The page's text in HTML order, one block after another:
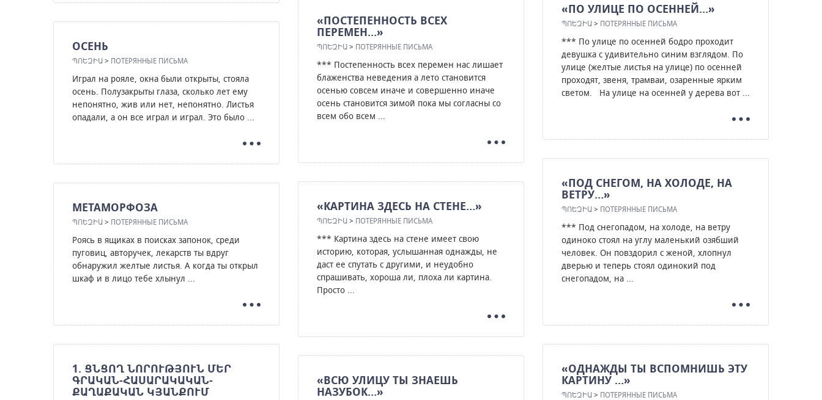
«ПО УЛИЦЕ ПО ОСЕННЕЙ…»
ՊՈԵԶԻԱ> ПОТЕРЯННЫЕ ПИСЬМА
*** По улице по осенней бодро проходит
девушка с удивительно синим взглядом. По
улице (желтые листья на улице) по осенней
проходят, звеня, трамваи, озаренные ярким
светом. На улице на осенней у дерева вот ...
«ПОСТЕПЕННОСТЬ ВСЕХ
ПЕРЕМЕН…»
ՊՈԵԶԻԱ> ПОТЕРЯННЫЕ ПИСЬМА
*** Постепенность всех перемен нас лишает
блаженства неведения а лето становится
осенью совсем иначе и совершенно иначе
осень становится зимой пока мы согласны со
всем обо всем ...
ОСЕНЬ
ՊՈԵԶԻԱ> ПОТЕРЯННЫЕ ПИСЬМА
Играл на рояле, окна были открыты, стояла
осень. Полузакрыты глаза, сколько лет ему
непонятно, жив или нет, непонятно. Листья
опадали, а он все играл и играл. Это было ...
«ПОД СНЕГОМ, НА ХОЛОДЕ, НА
ВЕТРУ…»
ՊՈԵԶԻԱ> ПОТЕРЯННЫЕ ПИСЬМА
*** Под снегопадом, на холоде, на ветру
одиноко стоял на углу маленький озябший
человек. Он повздорил с женой, хлопнул
дверью и теперь стоял одинокий под
снегопадом, на ...
«КАРТИНА ЗДЕСЬ НА СТЕНЕ…»
ՊՈԵԶԻԱ> ПОТЕРЯННЫЕ ПИСЬМА
*** Картина здесь на стене имеет свою
историю, которая, услышанная однажды, не
даст ее спутать с другими, и неудобно
спрашивать, хороша ли, плоха ли картина.
Просто ...
МЕТАМОРФОЗА
ՊՈԵԶԻԱ> ПОТЕРЯННЫЕ ПИСЬМА
Роясь в ящиках в поисках запонок, среди
пуговиц, авторучек, лекарств ты вдруг
обнаружил желтые листья. А когда ты открыл
шкаф и в лицо тебе хлынул ...
1. ՑՆՑՈՂ ՆՈՐՈՒԹՅՈՒՆ ՄԵՐ
ԳՐԱԿԱՆ-ՀԱՍԱՐԱԿԱԿԱՆ-
ՔԱՂԱՔԱԿԱՆ ԿՅԱՆՔՈՒՄ
«ОДНАЖДЫ ТЫ ВСПОМНИШЬ ЭТУ
КАРТИНУ …»
ՊՈԵԶԻԱ> ПОТЕРЯННЫЕ ПИСЬМА
«ВСЮ УЛИЦУ ТЫ ЗНАЕШЬ
НАЗУБОК…»